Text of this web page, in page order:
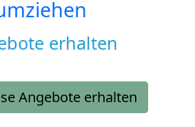
erhalten
Angebote erhalten